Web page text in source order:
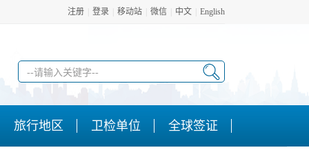
注册 登录 移动站 微信 中文 English
旅行地区 卫检单位 全球签证